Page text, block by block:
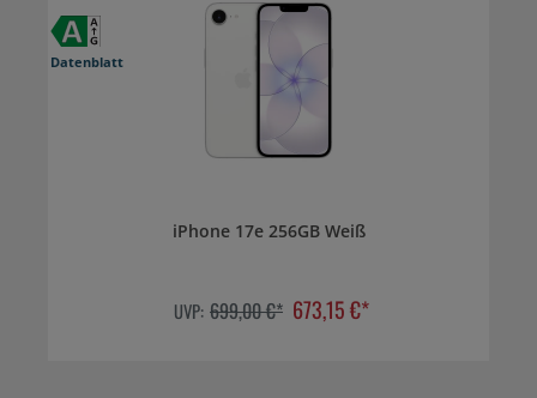
Datenblatt
iPhone 17e 256GB Weiß
UVP: 699,00 €* 673,15 €*